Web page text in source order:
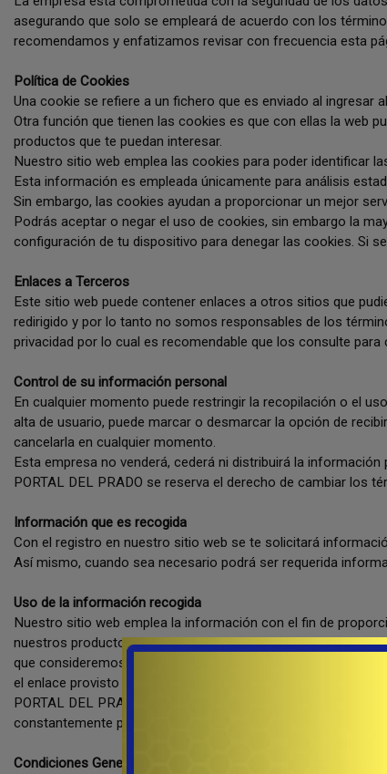
asegurando que solo se empleará de acuerdo con los
recomendamos y enfatizamos revisar con frecuencia esta
Política de Cookies
Una cookie se refiere a un fichero que es enviado al
Otra función que tienen las cookies es que con ellas la web
productos que te puedan interesar.
Nuestro sitio web emplea las cookies para poder identificar
Esta información es empleada únicamente para análisis
Sin embargo, las cookies ayudan a proporcionar un mejor
Podrás aceptar o negar el uso de cookies, sin embargo la
configuración de tu dispositivo para denegar las cookies. Si
Enlaces a Terceros
Este sitio web puede contener enlaces a otros sitios que
redirigido y por lo tanto no somos responsables de los
privacidad por lo cual es recomendable que los consulte
Control de su información personal
En cualquier momento puede restringir la recopilación o el
alta de usuario, puede marcar o desmarcar la opción de
cancelarla en cualquier momento.
Esta empresa no venderá, cederá ni distribuirá la
PORTAL DEL PRADO se reserva el derecho de cambiar los
Información que es recogida
Con el registro en nuestro sitio web se te solicitará
Así mismo, cuando sea necesario podrá ser requerida
Uso de la información recogida
Nuestro sitio web emplea la información con el fin de
nuestros productos y servicios. Es posible que sean
que consideremos relevante o que pueda brindarte algún
el enlace provisto en el correo electrónico enviado.
PORTAL DEL PRADO está altamente comprometido para
constantemente para asegurarnos que no exista ningún
Condiciones Generales de la Garantía de Productos y Partes